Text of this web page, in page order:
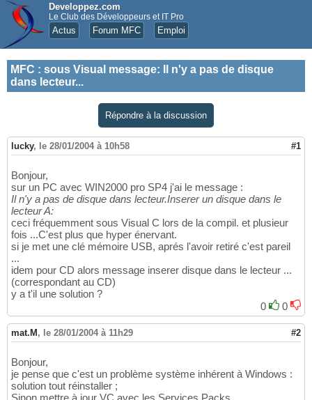
Developpez.com
Le Club des Développeurs et IT Pro
Actus Forum MFC Emploi
MFC : sous Visual message: Il n'y a pas de disque
dans lecteur...
Répondre à la discussion
lucky, le 28/01/2004 à 10h58 #1
Bonjour,
sur un PC avec WIN2000 pro SP4 j'ai le message :
Il n'y a pas de disque dans lecteur.Inserer un disque dans le
lecteur A:
ceci fréquemment sous Visual C lors de la compil. et plusieur
fois ...C'est plus que hyper énervant.
si je met une clé mémoire USB, aprés l'avoir retiré c'est pareil
...
idem pour CD alors message inserer disque dans le lecteur ...
(correspondant au CD)
y a t'il une solution ?
0
0
mat.M , le 28/01/2004 à 11h29 #2
Bonjour,
je pense que c'est un problème système inhérent à Windows :
solution tout réinstaller ;